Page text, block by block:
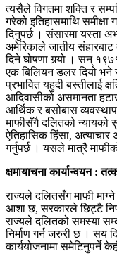
त्यसैले विगतमा शक्ति र
गरेको इतिहासमाथि समीक्षा
दिनुपर्छ । संसारमा यस्ता
अमेरिकाले जातीय संहारबाट
दिने घोषणा गर्‍यो । सन्
एक बिलियन डलर दियो भने
प्रभावित यहुदी बस्तीलाई
आदिवासीको असमानता
आर्थिक र बसोबास
माफीसँगै दलितको न्यायको
ऐतिहासिक हिंसा, अत्याचार
गर्नुपर्छ । यसले मात्रै
क्षमायाचना कार्यान्वयन :
राज्यले दलितसँग माफी
आशा छ, सरकारले छिट्टै
राज्यले दलितको समस्या
निर्माण गर्न जरुरी छ । सय
कार्ययोजनामा समेटिनुपर्ने